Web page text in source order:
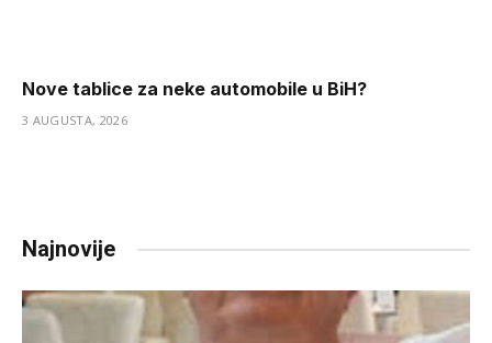
Nove tablice za neke automobile u BiH?
3 AUGUSTA, 2026
Najnovije